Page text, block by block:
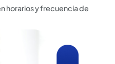
horarios y frecuencia de